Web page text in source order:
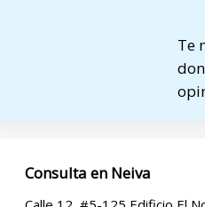
Te
Consulta en Neiva